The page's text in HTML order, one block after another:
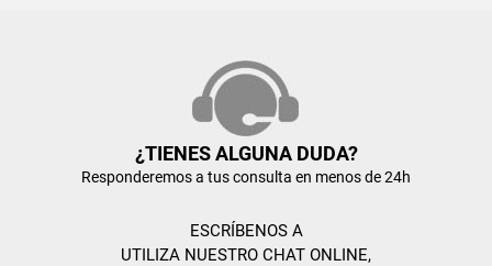
¿TIENES ALGUNA DUDA?
Responderemos a tus consulta en menos de 24h
ESCRÍBENOS A
UTILIZA NUESTRO CHAT ONLINE,